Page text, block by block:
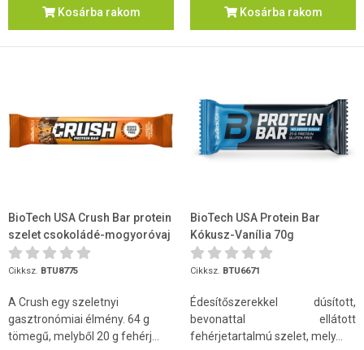
Kosárba rakom Kosárba rakom
BioTech USA Crush Bar protein
szelet csokoládé-mogyoróvaj
64g
Cikksz. BTU8775
A Crush egy szeletnyi
gasztronómiai élmény. 64 g
tömegű, melyből 20 g fehérj...
BioTech USA Protein Bar
Kókusz-Vanília 70g
Cikksz. BTU6671
Édesítőszerekkel dúsított,
bevonattal ellátott
fehérjetartalmú szelet, mely...